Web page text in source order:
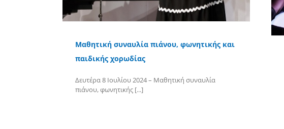
Μαθητική συναυλία πιάνου, φωνητικής και
παιδικής χορωδίας
Δευτέρα 8 Ιουλίου 2024 – Μαθητική συναυλία
πιάνου, φωνητικής [...]